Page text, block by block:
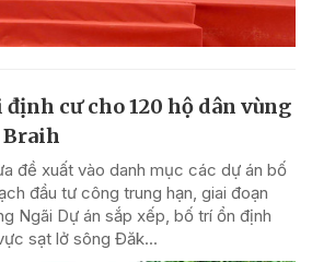
cư cho 120 hộ dân vùng
Braih
đề xuất vào danh mục các dự án bố
đầu tư công trung hạn, giai đoạn
Ngãi Dự án sắp xếp, bố trí ổn định
sạt lở sông Đăk...